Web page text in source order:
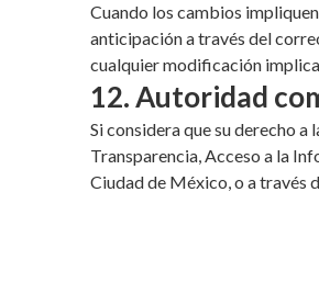
Cuando los cambios
anticipación a través del
cualquier modificación
12. Autoridad
Si considera que su derecho
Transparencia, Acceso a la
Ciudad de México, o a través